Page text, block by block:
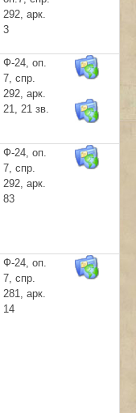
292, арк.
3
Ф-24, оп.
7, спр.
292, арк.
21, 21 зв.
Ф-24, оп.
7, спр.
292, арк.
83
Ф-24, оп.
7, спр.
281, арк.
14